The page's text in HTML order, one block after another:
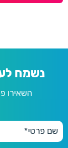
נשמח
השאירו